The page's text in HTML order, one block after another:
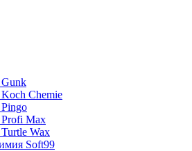
Chemie
Max
Wax
Soft99